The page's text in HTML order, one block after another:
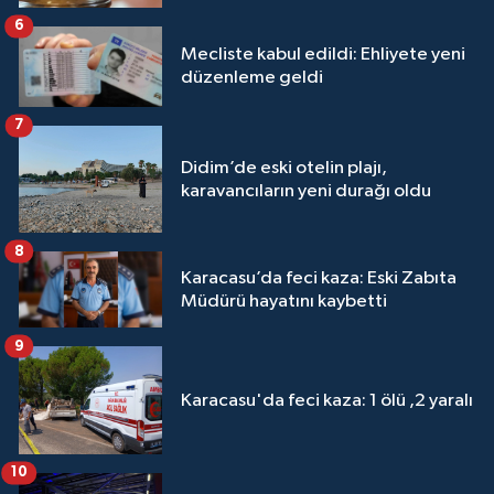
Mecliste kabul edildi: Ehliyete yeni
düzenleme geldi
6
Didim’de eski otelin plajı,
karavancıların yeni durağı oldu
7
Karacasu’da feci kaza: Eski Zabıta
Müdürü hayatını kaybetti
8
Karacasu'da feci kaza: 1 ölü ,2 yaralı
9
10